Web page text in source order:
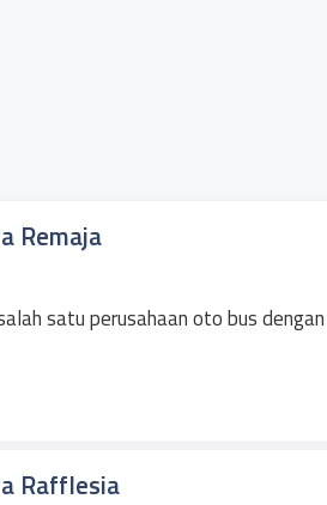
Remaja
satu perusahaan oto bus dengan
Rafflesia